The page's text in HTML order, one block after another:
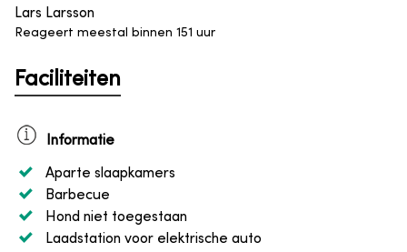
Lars Larsson
Reageert meestal binnen 151 uur
Faciliteiten
Informatie
Aparte slaapkamers
Barbecue
Hond niet toegestaan
Laadstation voor elektrische auto